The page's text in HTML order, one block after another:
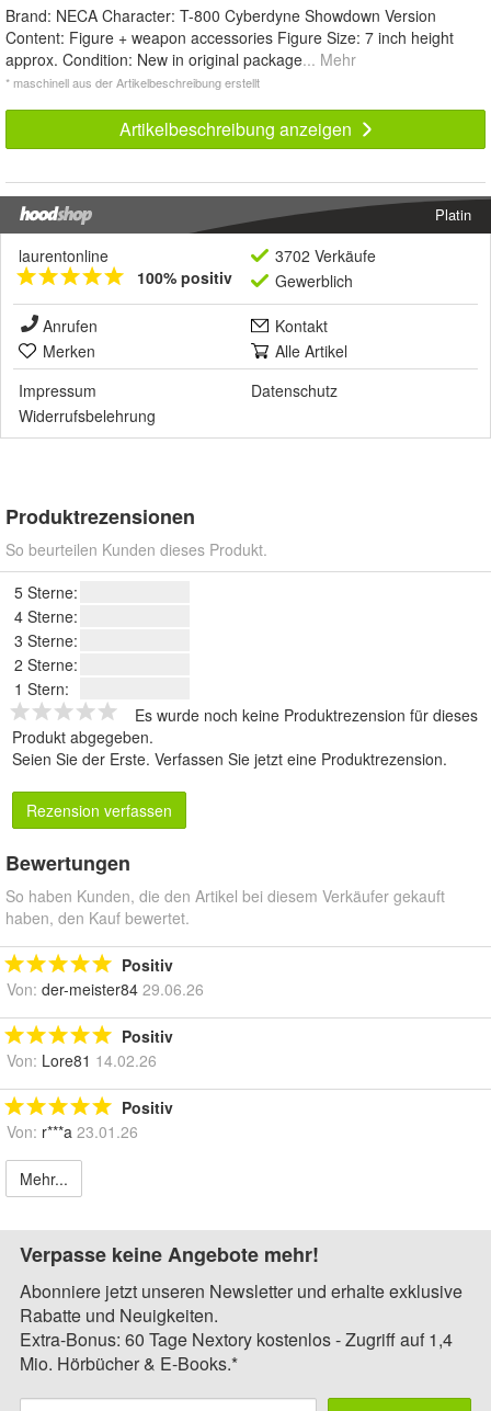
Brand: NECA Character: T-800 Cyberdyne Showdown Version
Content: Figure + weapon accessories Figure Size: 7 inch height
approx. Condition: New in original package... Mehr
* maschinell aus der Artikelbeschreibung erstellt
Artikelbeschreibung anzeigen
Platin
laurentonline
100% positiv
3702 Verkäufe
Gewerblich
Anrufen
Kontakt
Merken
Alle Artikel
Impressum
Datenschutz
Widerrufsbelehrung
Produktrezensionen
So beurteilen Kunden dieses Produkt.
5 Sterne:
4 Sterne:
3 Sterne:
2 Sterne:
1 Stern:
Es wurde noch keine Produktrezension für dieses
Produkt abgegeben.
Seien Sie der Erste. Verfassen Sie jetzt eine Produktrezension.
Rezension verfassen
Bewertungen
So haben Kunden, die den Artikel bei diesem Verkäufer gekauft
haben, den Kauf bewertet.
Positiv
Von: der-meister84 29.06.26
Positiv
Von: Lore81 14.02.26
Positiv
Von: r***a 23.01.26
Mehr...
Verpasse keine Angebote mehr!
Abonniere jetzt unseren Newsletter und erhalte exklusive
Rabatte und Neuigkeiten.
Extra-Bonus: 60 Tage Nextory kostenlos - Zugriff auf 1,4
Mio. Hörbücher & E-Books.*